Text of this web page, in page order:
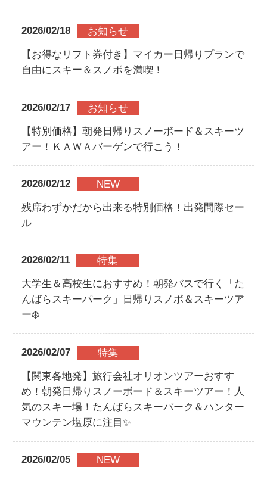
2026/02/18 お知らせ
【お得なリフト券付き】マイカー日帰りプランで
自由にスキー＆スノボを満喫！
2026/02/17 お知らせ
【特別価格】朝発日帰りスノーボード＆スキーツ
アー！ＫＡＷＡバーゲンで行こう！
2026/02/12 NEW
残席わずかだから出来る特別価格！出発間際セー
ル
2026/02/11 特集
大学生＆高校生におすすめ！朝発バスで行く「た
んばらスキーパーク」日帰りスノボ＆スキーツア
ー❄️
2026/02/07 特集
【関東各地発】旅行会社オリオンツアーおすす
め！朝発日帰りスノーボード＆スキーツアー！人
気のスキー場！たんばらスキーパーク＆ハンター
マウンテン塩原に注目✨
2026/02/05 NEW